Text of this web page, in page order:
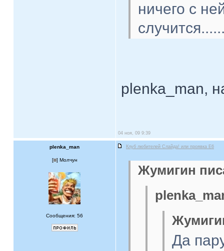
ничего с
plenka_man,
04 ноя, 09 9:39
plenka_man Клуб любителей Слайда! или проявка E6
[ ] Молчун
Сообщения: 56
Жумигин
Да